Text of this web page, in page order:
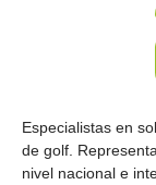
Especialistas en
de golf.
nivel nacional e